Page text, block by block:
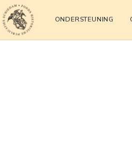
Fonds Historische
ONDERSTEUNING